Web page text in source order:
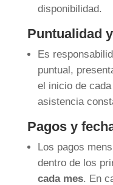
disponibilidad.
Puntualidad
Es
puntual,
el inicio de
asistencia
Pagos y
Los pagos
dentro de los
cada mes. En